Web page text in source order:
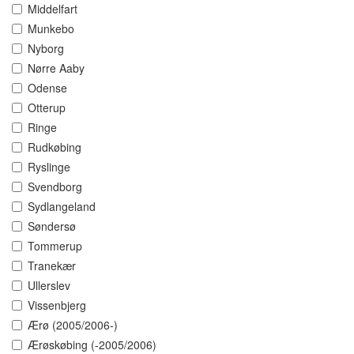
Middelfart
Munkebo
Nyborg
Nørre Aaby
Odense
Otterup
Ringe
Rudkøbing
Ryslinge
Svendborg
Sydlangeland
Søndersø
Tommerup
Tranekær
Ullerslev
Vissenbjerg
Ærø (2005/2006-)
Ærøskøbing (-2005/2006)